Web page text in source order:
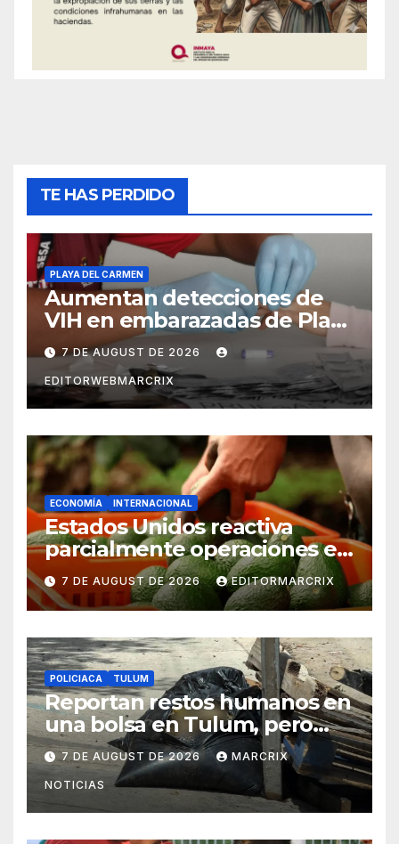
TE HAS PERDIDO
PLAYA DEL CARMEN
Aumentan detecciones de
VIH en embarazadas de Playa
del Carmen
7 DE AUGUST DE 2026
EDITORWEBMARCRIX
ECONOMÍA INTERNACIONAL
Estados Unidos reactiva
parcialmente operaciones en
zona aguacatera de
Michoacán
7 DE AUGUST DE 2026 EDITORMARCRIX
POLICIACA TULUM
Reportan restos humanos en
una bolsa en Tulum, pero
eran desechos de pollo
7 DE AUGUST DE 2026 MARCRIX
NOTICIAS